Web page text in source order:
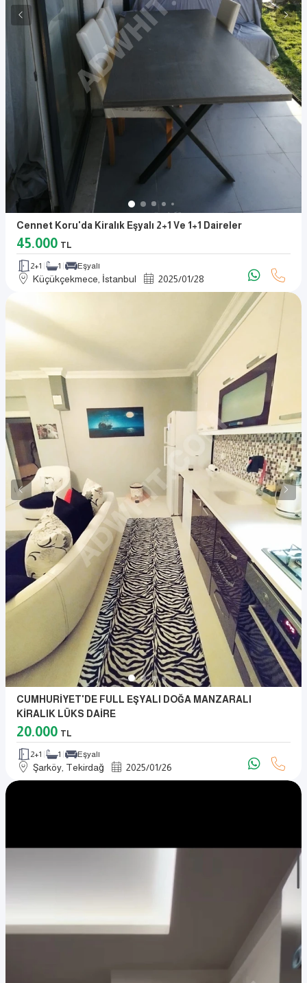
Cennet Koru'da Kiralık Eşyalı 2+1 Ve 1+1 Daireler
45.000 TL
2+1 1 Eşyalı
Küçükçekmece, İstanbul 2025/01/28
CUMHURİYET'DE FULL EŞYALI DOĞA MANZARALI
KİRALIK LÜKS DAİRE
20.000 TL
2+1 1 Eşyalı
Şarköy, Tekirdağ 2025/01/26